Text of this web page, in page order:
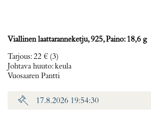
Viallinen laattaranneketju, 925, Paino: 18,6 g
Tarjous:22 € (3)
Johtava huuto:keula
Vuosaaren Pantti
17.8.2026 19:54:30